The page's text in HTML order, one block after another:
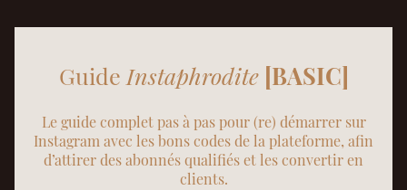
Guide Instaphrodite [BASIC]
Le guide complet pas à pas pour (re) démarrer sur
Instagram avec les bons codes de la plateforme, afin
d’attirer des abonnés qualifiés et les convertir en
clients.